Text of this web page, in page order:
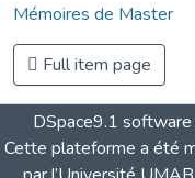
Mémoires de Master
Full item page
DSpace9.1
Cette plateforme a été